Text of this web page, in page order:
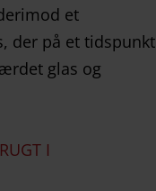
et
der på et tidspunkt
glas og
I